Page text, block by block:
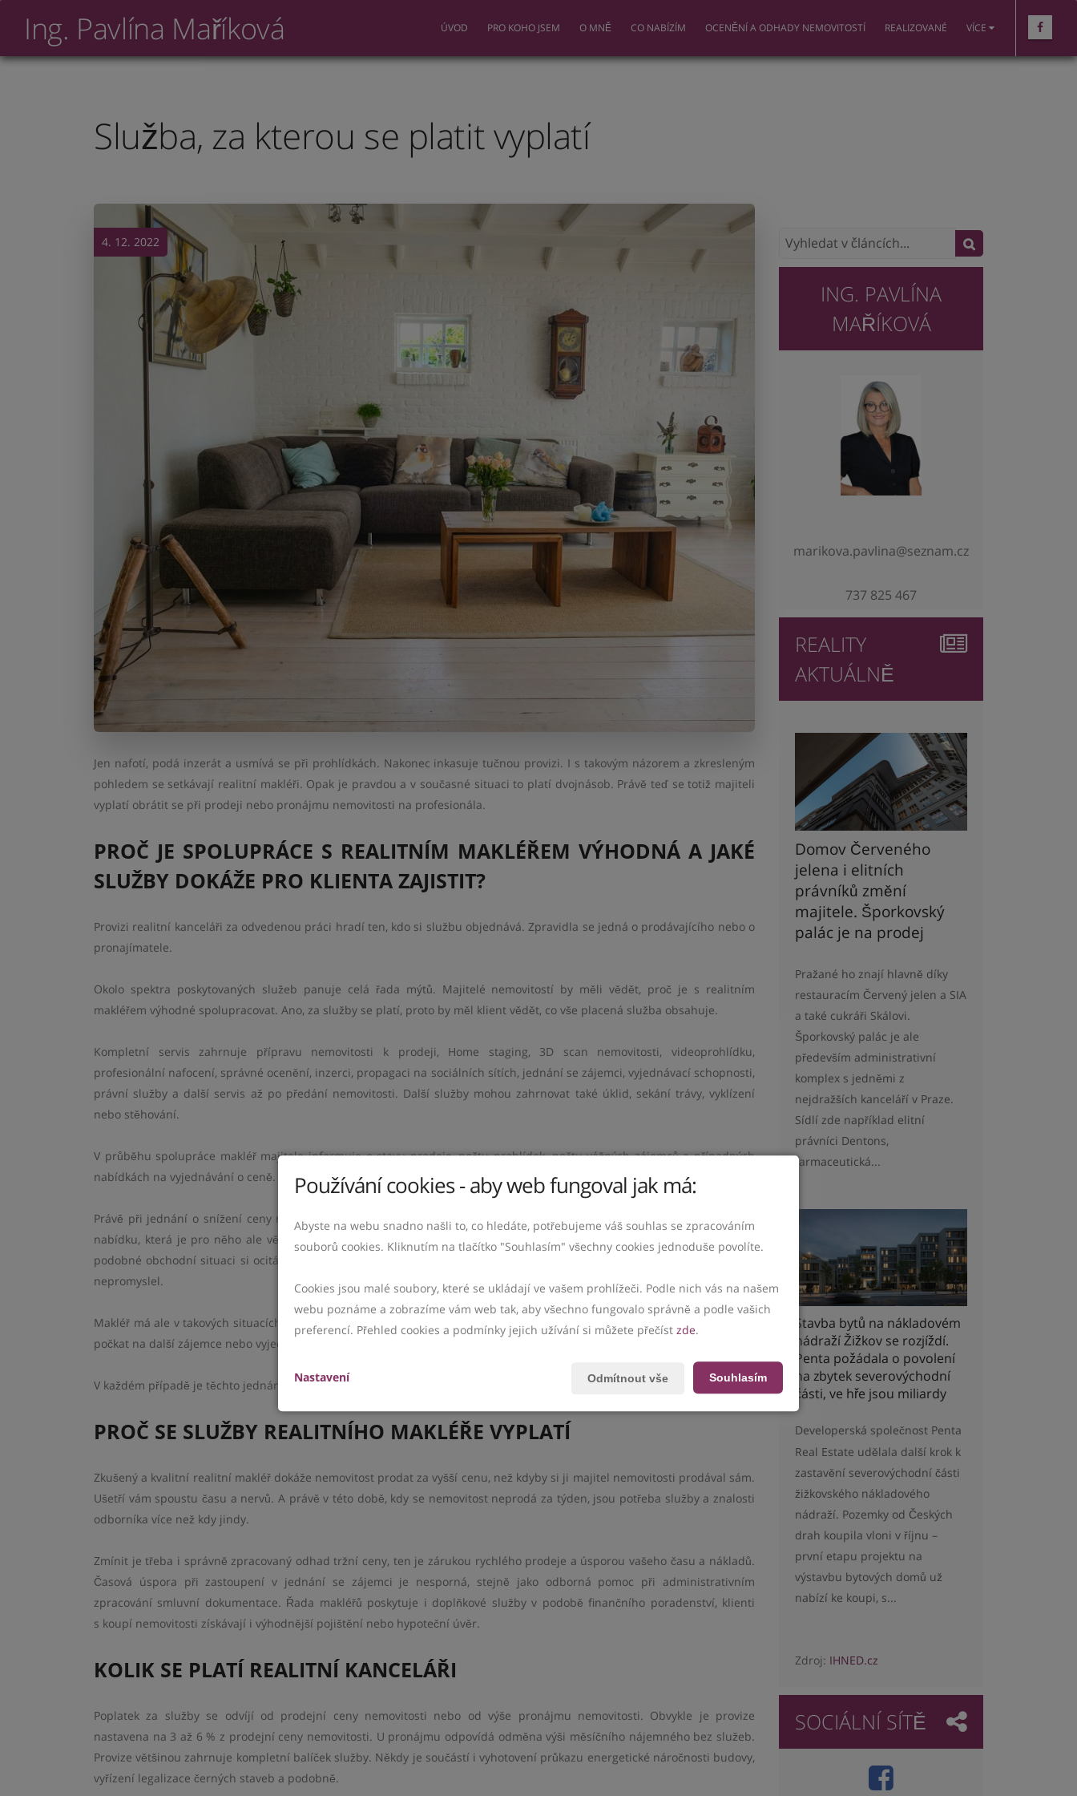
Ing. Pavlína Maříková ÚVOD PRO KOHO JSEM O MNĚ CO NABÍZÍM OCENĚNÍ A ODHADY NEMOVITOSTÍ REALIZOVANÉ VÍCE
Služba, za kterou se platit vyplatí
4. 12. 2022
Jen nafotí, podá inzerát a usmívá se při prohlídkách. Nakonec inkasuje tučnou provizi. I s takovým názorem a zkresleným
pohledem se setkávají realitní makléři. Opak je pravdou a v současné situaci to platí dvojnásob. Právě teď se totiž majiteli
vyplatí obrátit se při prodeji nebo pronájmu nemovitosti na profesionála.
PROČ JE SPOLUPRÁCE S REALITNÍM MAKLÉŘEM VÝHODNÁ A JAKÉ
SLUŽBY DOKÁŽE PRO KLIENTA ZAJISTIT?
Provizi realitní kanceláři za odvedenou práci hradí ten, kdo si službu objednává. Zpravidla se jedná o prodávajícího nebo o
pronajímatele.
Okolo spektra poskytovaných služeb panuje celá řada mýtů. Majitelé nemovitostí by měli vědět, proč je s realitním
makléřem výhodné spolupracovat. Ano, za služby se platí, proto by měl klient vědět, co vše placená služba obsahuje.
Kompletní servis zahrnuje přípravu nemovitosti k prodeji, Home staging, 3D scan nemovitosti, videoprohlídku,
profesionální nafocení, správné ocenění, inzerci, propagaci na sociálních sítích, jednání se zájemci, vyjednávací schopnosti,
právní služby a další servis až po předání nemovitosti. Další služby mohou zahrnovat také úklid, sekání trávy, vyklízení
nebo stěhování.
V průběhu spolupráce makléř majitele informuje o stavu prodeje, počtu prohlídek, počtu vážných zájemců a případných
nabídkách na vyjednávání o ceně.
Právě při jednání o snížení ceny nemovitosti se vyplatí mít prostředníka. Majitel totiž často na prohlídce kývne na první
nabídku, která je pro něho ale většinou nevýhodná. Samozřejmě, pokud majitel prodává nemovitost jednou za život a v
podobné obchodní situaci si ocitá poprvé, není schopen se rychle rozhodnout nebo naopak odsouhlasí něco, co si dobře
nepromyslel.
Makléř má ale v takových situacích přehled o zájemcích i o tom, jakou slevu je možné nabídnout a co už je příliš. Doporučí
počkat na další zájemce nebo vyjedná výhodnější sumu.
V každém případě je těchto jednání, které mohou být pro majitele nepříjemné a stresující, ušetří.
PROČ SE SLUŽBY REALITNÍHO MAKLÉŘE VYPLATÍ
Zkušený a kvalitní realitní makléř dokáže nemovitost prodat za vyšší cenu, než kdyby si ji majitel nemovitosti prodával sám.
Ušetří vám spoustu času a nervů. A právě v této době, kdy se nemovitost neprodá za týden, jsou potřeba služby a znalosti
odborníka více než kdy jindy.
Zmínit je třeba i správně zpracovaný odhad tržní ceny, ten je zárukou rychlého prodeje a úsporou vašeho času a nákladů.
Časová úspora při zastoupení v jednání se zájemci je nesporná, stejně jako odborná pomoc při administrativním
zpracování smluvní dokumentace. Řada makléřů poskytuje i doplňkové služby v podobě finančního poradenství, klienti
s koupí nemovitosti získávají i výhodnější pojištění nebo hypoteční úvěr.
KOLIK SE PLATÍ REALITNÍ KANCELÁŘI
Poplatek za služby se odvíjí od prodejní ceny nemovitosti nebo od výše pronájmu nemovitosti. Obvykle je provize
nastavena na 3 až 6 % z prodejní ceny nemovitosti. U pronájmu odpovídá odměna výši měsíčního nájemného bez služeb.
Provize většinou zahrnuje kompletní balíček služby. Někdy je součástí i vyhotovení průkazu energetické náročnosti budovy,
vyřízení legalizace černých staveb a podobně.
ING. PAVLÍNA
MAŘÍKOVÁ
marikova.pavlina@seznam.cz
737 825 467
REALITY
AKTUÁLNĚ
Domov Červeného
jelena i elitních
právníků změní
majitele. Šporkovský
palác je na prodej
Pražané ho znají hlavně díky
restauracím Červený jelen a SIA
a také cukráři Skálovi.
Šporkovský palác je ale
především administrativní
komplex s jedněmi z
nejdražších kanceláří v Praze.
Sídlí zde například elitní
právníci Dentons,
farmaceutická...
Stavba bytů na nákladovém
nádraží Žižkov se rozjíždí.
Penta požádala o povolení
na zbytek severovýchodní
části, ve hře jsou miliardy
Developerská společnost Penta
Real Estate udělala další krok k
zastavění severovýchodní části
žižkovského nákladového
nádraží. Pozemky od Českých
drah koupila vloni v říjnu –
první etapu projektu na
výstavbu bytových domů už
nabízí ke koupi, s...
Zdroj: IHNED.cz
SOCIÁLNÍ SÍTĚ
Používání cookies - aby web fungoval jak má:
Abyste na webu snadno našli to, co hledáte, potřebujeme váš souhlas se zpracováním
souborů cookies. Kliknutím na tlačítko "Souhlasím" všechny cookies jednoduše povolíte.
Cookies jsou malé soubory, které se ukládají ve vašem prohlížeči. Podle nich vás na našem
webu poznáme a zobrazíme vám web tak, aby všechno fungovalo správně a podle vašich
preferencí. Přehled cookies a podmínky jejich užívání si můžete přečíst zde.
Nastavení Souhlasím
Odmítnout vše